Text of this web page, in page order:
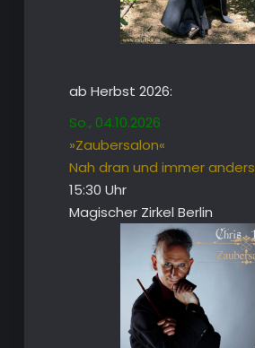
ab Herbst 2026:
So., 04.10.2026
»Zaubersalon«
Nah dran und immer anders
15:30 Uhr
Magischer Zirkel Berlin